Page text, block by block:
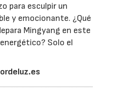
para esculpir un
y emocionante. ¿Qué
Mingyang en este
Solo el